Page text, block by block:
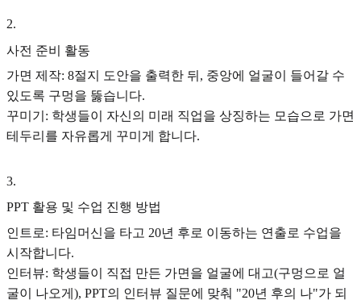
2.
사전 준비 활동
가면 제작: 8절지 도안을 출력한 뒤, 중앙에 얼굴이 들어갈 수
있도록 구멍을 뚫습니다.
꾸미기: 학생들이 자신의 미래 직업을 상징하는 모습으로 가면
테두리를 자유롭게 꾸미게 합니다.
3.
PPT 활용 및 수업 진행 방법
인트로: 타임머신을 타고 20년 후로 이동하는 연출로 수업을
시작합니다.
인터뷰: 학생들이 직접 만든 가면을 얼굴에 대고(구멍으로 얼
굴이 나오게), PPT의 인터뷰 질문에 맞춰 "20년 후의 나"가 되